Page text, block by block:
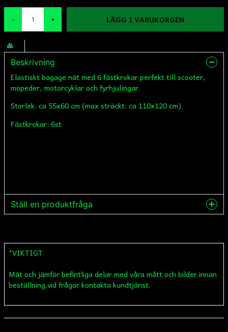
- + LÄGG I VARUKORGEN
Beskrivning
Elastiskt bagage nät med 6 fästkrokar perfekt till scooter,
mopeder, motorcyklar och fyrhjulingar.
Storlek: ca 55x60 cm (max sträckt: ca 110x120 cm)
Fästkrokar: 6st
Ställ en produktfråga
name
Namn
email
*VIKTIGT
Mät och jämför befintliga delar med våra mått och bilder innan
beställning,vid frågor kontakta kundtjänst.